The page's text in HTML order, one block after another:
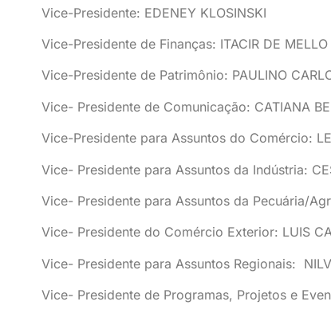
Vice-Presidente: EDENEY KLOSINSKI
Vice-Presidente de Finanças: ITACIR DE MELLO
Vice-Presidente de Patrimônio: PAULINO
Vice- Presidente de Comunicação: CATIANA
Vice-Presidente para Assuntos do Comércio:
Vice- Presidente para Assuntos da Indústria:
Vice- Presidente para Assuntos da Pecuária/
Vice- Presidente do Comércio Exterior: LUIS
Vice- Presidente para Assuntos Regionais:
Vice- Presidente de Programas, Projetos e